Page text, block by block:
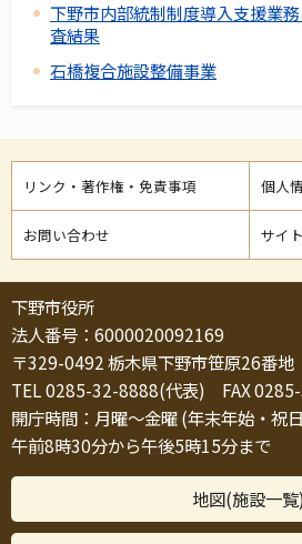
下野市内部統制制度導入支援業
査結果
石橋複合施設整備事業
リンク・著作権・免責事項 個人
お問い合わせ サイ
下野市役所
法人番号：6000020092169
〒329-0492 栃木県下野市笹原26番地
TEL 0285-32-8888(代表) FAX
開庁時間：月曜～金曜 (年末年始・祝
午前8時30分から午後5時15分まで
地図(施設一覧)